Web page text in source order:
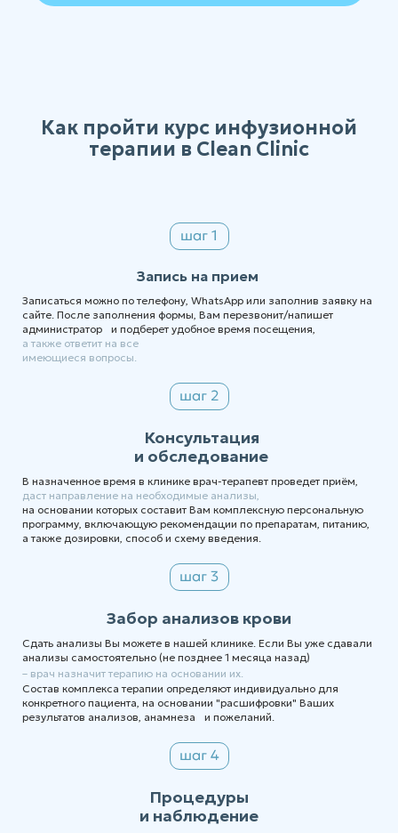
Как пройти курс инфузионной
терапии в Clean Clinic
Запись на прием
Записаться можно по телефону, WhatsApp или заполнив заявку на
сайте. После заполнения формы, Вам перезвонит/напишет
администратор и подберет удобное время посещения,
а также ответит на все
имеющиеся вопросы.
Консультация
и обследование
В назначенное время в клинике врач-терапевт проведет приём,
даст направление на необходимые анализы,
на основании которых составит Вам комплексную персональную
программу, включающую рекомендации по препаратам, питанию,
а также дозировки, способ и схему введения.
Забор анализов крови
Сдать анализы Вы можете в нашей клинике. Если Вы уже сдавали
анализы самостоятельно (не позднее 1 месяца назад)
– врач назначит терапию на основании их.
Состав комплекса терапии определяют индивидуально для
конкретного пациента, на основании "расшифровки" Ваших
результатов анализов, анамнеза и пожеланий.
Процедуры
и наблюдение